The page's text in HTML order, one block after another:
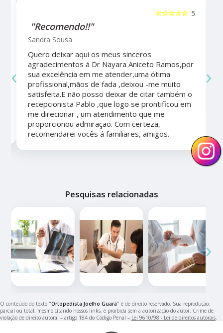
5
☆☆☆☆☆
"Recomendo!!"
Sandra Sousa
Quero deixar aqui os meus sinceros
agradecimentos á Dr Nayara Aniceto Ramos,por
sua excelência em me atender,uma ótima
profissional,mãos de fada ,deixou -me muito
satisfeita.E não posso deixar de citar também o
recepcionista Pablo ,que logo se prontificou em
me direcionar , um atendimento que me
proporcionou admiração. Com certeza,
recomendarei vocês á familiares, amigos.
‹ ›
Pesquisas relacionadas
‹ ›
O conteúdo do texto "Ortopedista Joelho Guará" é de direito reservado. Sua reprodução,
parcial ou total, mesmo citando nossos links, é proibida sem a autorização do autor. Crime de
violação de direito autoral – artigo 184 do Código Penal – Lei 9610/98 - Lei de direitos autorais.